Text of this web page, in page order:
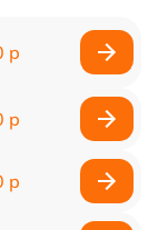
р
р
р